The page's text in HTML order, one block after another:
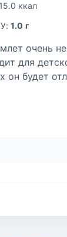
ккал
У:1.0 г
очень
для
он будет